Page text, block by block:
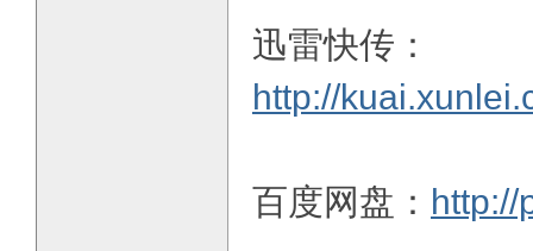
迅雷快传：
http://
百度网盘： http://